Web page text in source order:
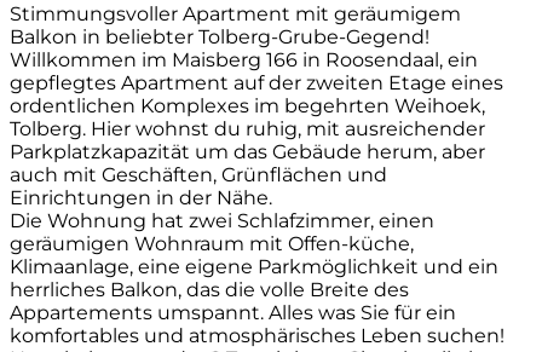
Stimmungsvoller Apartment mit geräumigem
Balkon in beliebter Tolberg-Grube-Gegend!
Willkommen im Maisberg 166 in Roosendaal, ein
gepflegtes Apartment auf der zweiten Etage eines
ordentlichen Komplexes im begehrten Weihoek,
Tolberg. Hier wohnst du ruhig, mit ausreichender
Parkplatzkapazität um das Gebäude herum, aber
auch mit Geschäften, Grünflächen und
Einrichtungen in der Nähe.
Die Wohnung hat zwei Schlafzimmer, einen
geräumigen Wohnraum mit Offen-küche,
Klimaanlage, eine eigene Parkmöglichkeit und ein
herrliches Balkon, das die volle Breite des
Appartements umspannt. Alles was Sie für ein
komfortables und atmosphärisches Leben suchen!